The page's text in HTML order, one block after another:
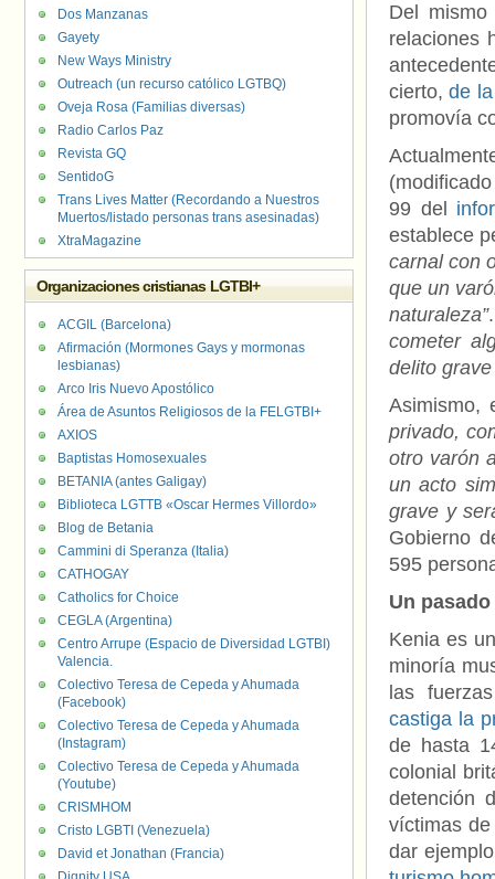
Del
relaciones
cierto,de
promovía
99 del
establece
carnal con
que un
naturaleza”
cometer
delito
Asimismo,
privado,
otro varón
un acto
grave y
Gobierno
595
Un
Kenia es
minoría
las
castiga la
de hasta
colonial
detención
víctimas
dar
Dos Manzanas
Gayety
New Ways Ministry
Outreach (un recurso católico LGTBQ)
Oveja Rosa (Familias diversas)
Radio Carlos Paz
Revista GQ
SentidoG
Trans Lives Matter (Recordando a Nuestros
Muertos/listado personas trans asesinadas)
XtraMagazine
Organizaciones cristianas LGTBI+
ACGIL (Barcelona)
Afirmación (Mormones Gays y mormonas
lesbianas)
Arco Iris Nuevo Apostólico
Área de Asuntos Religiosos de la FELGTBI+
AXIOS
Baptistas Homosexuales
BETANIA (antes Galigay)
Biblioteca LGTTB «Oscar Hermes Villordo»
Blog de Betania
Cammini di Speranza (Italia)
CATHOGAY
Catholics for Choice
CEGLA (Argentina)
Centro Arrupe (Espacio de Diversidad LGTBI)
Valencia.
Colectivo Teresa de Cepeda y Ahumada
(Facebook)
Colectivo Teresa de Cepeda y Ahumada
(Instagram)
Colectivo Teresa de Cepeda y Ahumada
(Youtube)
CRISMHOM
Cristo LGBTI (Venezuela)
David et Jonathan (Francia)